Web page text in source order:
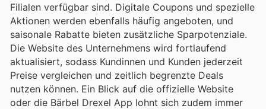
Filialen verfügbar sind. Digitale Coupons und spezielle
Aktionen werden ebenfalls häufig angeboten, und
saisonale Rabatte bieten zusätzliche Sparpotenziale.
Die Website des Unternehmens wird fortlaufend
aktualisiert, sodass Kundinnen und Kunden jederzeit
Preise vergleichen und zeitlich begrenzte Deals
nutzen können. Ein Blick auf die offizielle Website
oder die Bärbel Drexel App lohnt sich zudem immer